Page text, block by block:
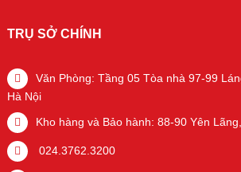
TRỤ SỞ CHÍNH
Văn Phòng: Tầng 05 Tòa nhà 97-99
Hà Nội
Kho hàng và Bảo hành: 88-90 Yên
024.3762.3200